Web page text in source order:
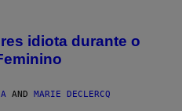
idiota durante o
AND MARIE DECLERCQ